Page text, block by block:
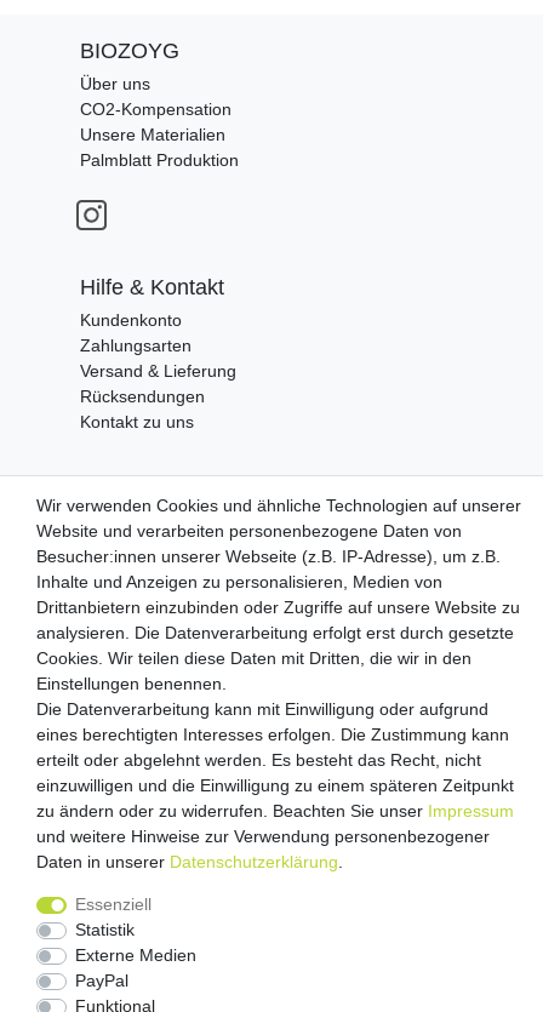
BIOZOYG
Über uns
CO2-Kompensation
Unsere Materialien
Palmblatt Produktion
Hilfe & Kontakt
Kundenkonto
Zahlungsarten
Versand & Lieferung
Rücksendungen
Kontakt zu uns
Zahlungsanbieter
Versandpartner
Impressum Daten­schutz­erklärung
AGB
Barrierefreiheitserklärung
Vertrag widerrufen
Wir verwenden Cookies und ähnliche Technologien auf unserer
Website und verarbeiten personenbezogene Daten von
Besucher:innen unserer Webseite (z.B. IP-Adresse), um z.B.
Inhalte und Anzeigen zu personalisieren, Medien von
Drittanbietern einzubinden oder Zugriffe auf unsere Website zu
analysieren. Die Datenverarbeitung erfolgt erst durch gesetzte
Cookies. Wir teilen diese Daten mit Dritten, die wir in den
Einstellungen benennen.
Die Datenverarbeitung kann mit Einwilligung oder aufgrund
eines berechtigten Interesses erfolgen. Die Zustimmung kann
erteilt oder abgelehnt werden. Es besteht das Recht, nicht
einzuwilligen und die Einwilligung zu einem späteren Zeitpunkt
zu ändern oder zu widerrufen. Beachten Sie unser Impressum
und weitere Hinweise zur Verwendung personenbezogener
Daten in unserer Daten­schutz­erklärung
Essenziell
Statistik
Externe Medien
PayPal
Funktional